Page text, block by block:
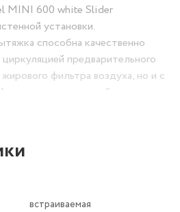
MINI 600 white Slider
установки.
способна качественно
предварительного
фильтра воздуха, но и с
модели оборудован
режимами. Производительность
скромна – она составляет
и скоростью работы
помощи ползунковых
встраиваемая